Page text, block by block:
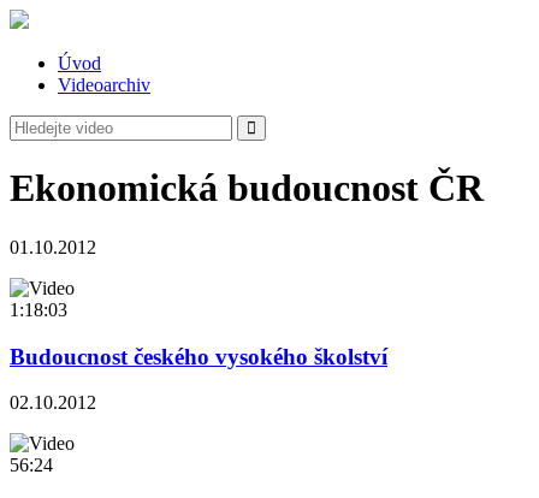
Úvod
Videoarchiv
Ekonomická budoucnost ČR
01.10.2012
1:18:03
Budoucnost českého vysokého školství
02.10.2012
56:24